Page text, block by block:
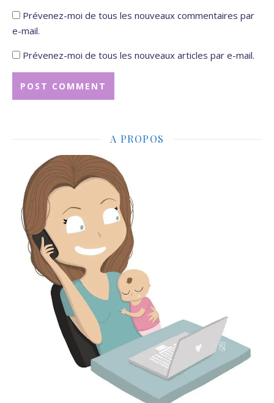
Prévenez-moi de tous les nouveaux commentaires par
e-mail.
Prévenez-moi de tous les nouveaux articles par e-mail.
A PROPOS